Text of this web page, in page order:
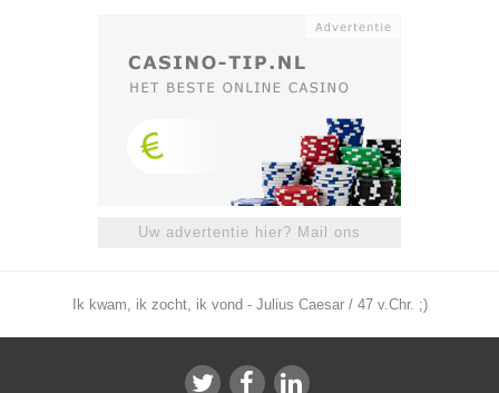
Uw advertentie hier? Mail ons
Ik kwam, ik zocht, ik vond - Julius Caesar / 47 v.Chr. ;)